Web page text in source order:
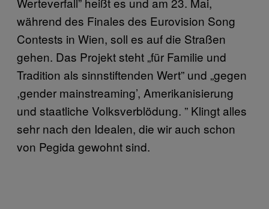
während des Finales des Eurovision Song
Contests in Wien, soll es auf die Straßen
gehen. Das Projekt steht „für Familie und
Tradition als sinnstiftenden Wert” und „gegen
,gender mainstreaming’, Amerikanisierung
und staatliche Volksverblödung. ” Klingt alles
sehr nach den Idealen, die wir auch schon
von Pegida gewohnt sind.